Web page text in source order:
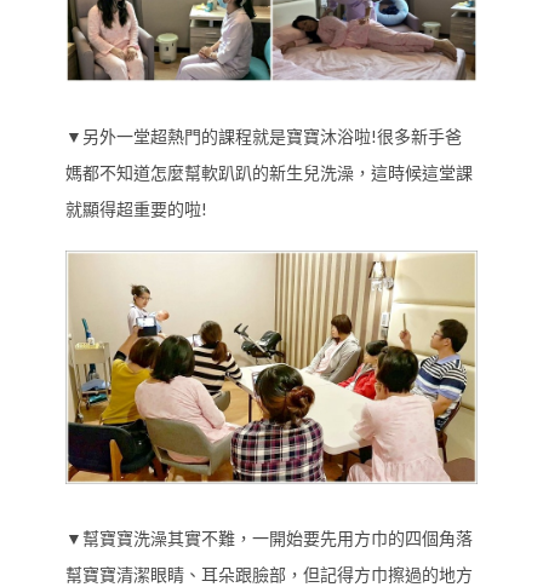
▼另外一堂超熱門的課程就是寶寶沐浴啦!很多新手爸
媽都不知道怎麼幫軟趴趴的新生兒洗澡，這時候這堂課
就顯得超重要的啦!
▼幫寶寶洗澡其實不難，一開始要先用方巾的四個角落
幫寶寶清潔眼睛、耳朵跟臉部，但記得方巾擦過的地方